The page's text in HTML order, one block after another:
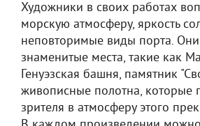
Художники в своих работах
морскую атмосферу, яркость
неповторимые виды порта.
знаменитые места, такие как
Генуэзская башня, памятник
живописные полотна, которые
зрителя в атмосферу этого